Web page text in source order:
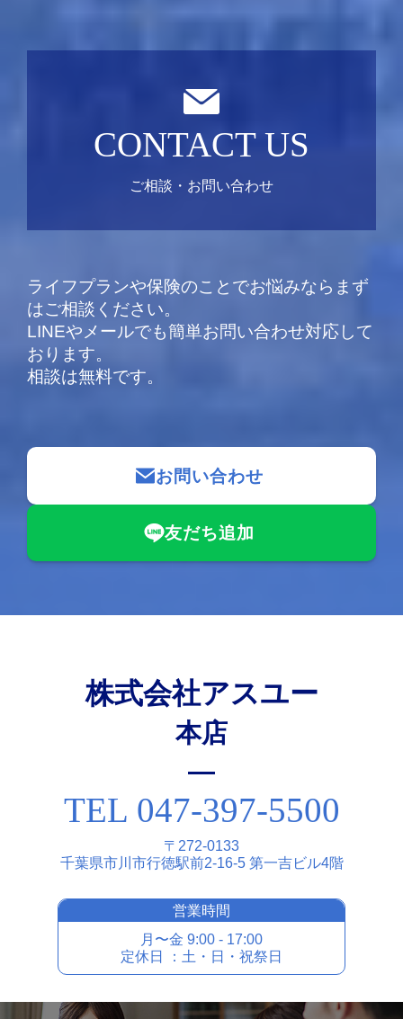
CONTACT US
ご相談・お問い合わせ
ライフプランや保険のことでお悩みならまず
はご相談ください。
LINEやメールでも簡単お問い合わせ対応して
おります。
相談は無料です。
お問い合わせ
友だち追加
株式会社アスユー
本店
TEL 047-397-5500
〒272-0133
千葉県市川市⾏徳駅前2-16-5 第⼀吉ビル4階
営業時間
⽉〜⾦ 9:00 - 17:00
定休⽇ ：⼟・⽇・祝祭⽇